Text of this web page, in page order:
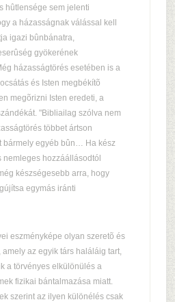
hûtlensége sem jelenti
a házasságnak válással kell
igazi bûnbánatra,
gyökerének
házasságtörés esetében is a
és Isten megbékítõ
megõrizni Isten eredeti, a
"Bibliailag szólva nem
többet ártson
bármely egyéb bûn… Ha kész
hozzáállásodtól
készségesebb arra, hogy
egymás iránti
eszményképe olyan szeretõ és
az egyik társ haláláig tart,
a törvényes elkülönülés a
fizikai bántalmazása miatt.
szerint az ilyen különélés csak